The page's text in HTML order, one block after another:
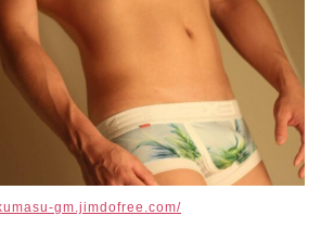
gm.jimdofree.com/